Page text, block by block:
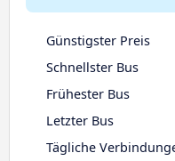
Günstigster Preis
Schnellster Bus
Frühester Bus
Letzter Bus
Tägliche